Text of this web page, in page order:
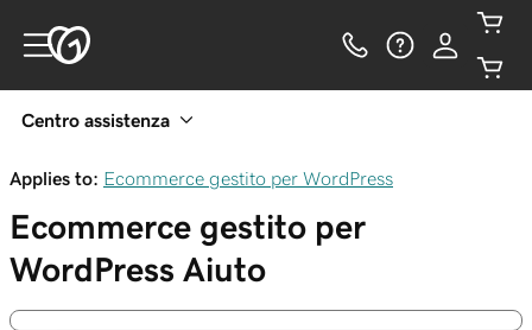
Centro assistenza
Applies to: Ecommerce gestito per WordPress
Ecommerce gestito per
WordPress Aiuto